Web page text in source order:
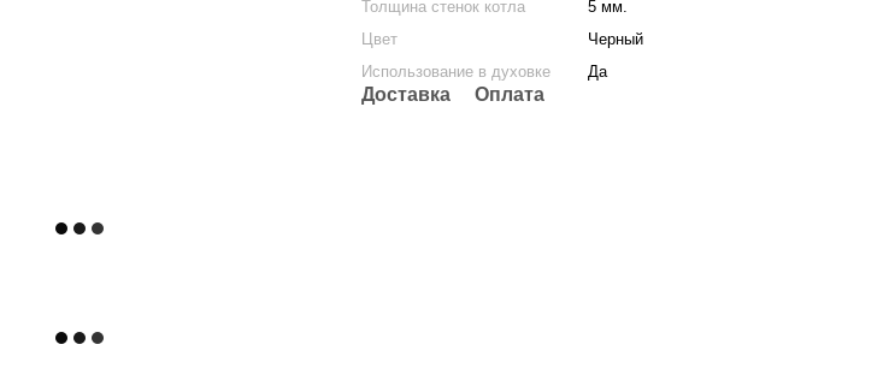
Толщина стенок котла
5 мм.
Цвет
Черный
Использование в духовке
Да
Доставка Оплата